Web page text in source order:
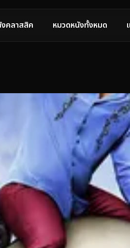
คลาสสิค หมวดหนังทั้งหมด